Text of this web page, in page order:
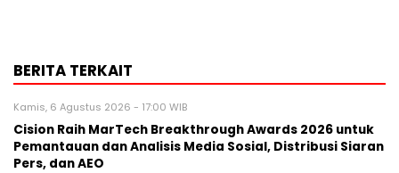
BERITA TERKAIT
Kamis, 6 Agustus 2026 - 17:00 WIB
Cision Raih MarTech Breakthrough Awards 2026 untuk
Pemantauan dan Analisis Media Sosial, Distribusi Siaran
Pers, dan AEO